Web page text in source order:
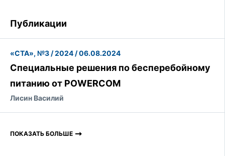
Публикации
«СТА», №3 / 2024 / 06.08.2024
Специальные решения по бесперебойному
питанию от POWERCOM
Лисин Василий
ПОКАЗАТЬ БОЛЬШЕ